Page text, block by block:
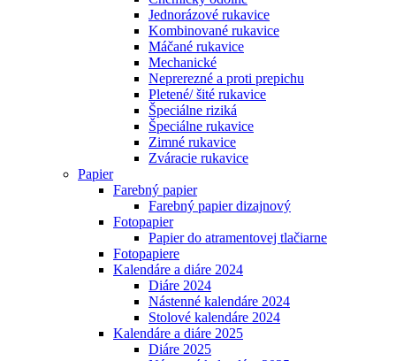
Jednorázové rukavice
Kombinované rukavice
Máčané rukavice
Mechanické
Neprerezné a proti prepichu
Pletené/ šité rukavice
Špeciálne riziká
Špeciálne rukavice
Zimné rukavice
Zváracie rukavice
Papier
Farebný papier
Farebný papier dizajnový
Fotopapier
Papier do atramentovej tlačiarne
Fotopapiere
Kalendáre a diáre 2024
Diáre 2024
Nástenné kalendáre 2024
Stolové kalendáre 2024
Kalendáre a diáre 2025
Diáre 2025